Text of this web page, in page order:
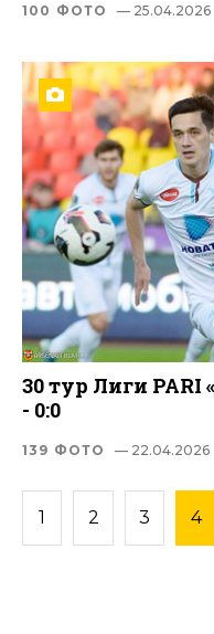
100 ФОТО — 25.04.2026
30 тур Лиги PARI
- 0:0
139 ФОТО — 22.04.2026
1 2 3 4